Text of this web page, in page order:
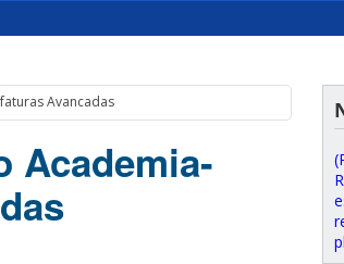
Avancadas
Academia-